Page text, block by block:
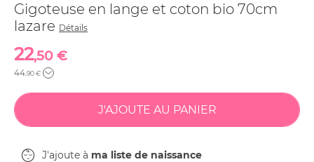
Gigoteuse en lange et coton bio 70cm
lazare Détails
22,50 €
44,90 €
J'ajoute à ma liste de naissance